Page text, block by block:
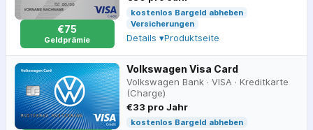
€75
Geldprämie
kostenlos Bargeld abheben
Versicherungen
Details ▾Produktseite
Volkswagen Visa Card
Volkswagen Bank · VISA · Kreditkarte
(Charge)
€33 pro Jahr
kostenlos Bargeld abheben